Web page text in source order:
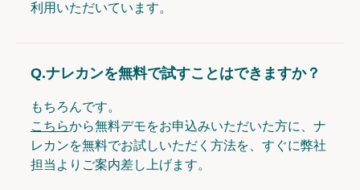
利用いただいています。
Q.ナレカンを無料で試すことはできますか？
もちろんです。
こちらから無料デモをお申込みいただいた方に、ナ
レカンを無料でお試しいただく方法を、すぐに弊社
担当よりご案内差し上げます。